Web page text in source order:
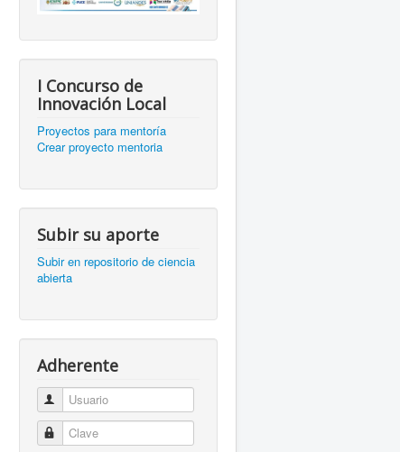
I Concurso de
Innovación Local
Proyectos para mentoría
Crear proyecto mentoria
Subir su aporte
Subir en repositorio de ciencia
abierta
Adherente
Usuario
Clave